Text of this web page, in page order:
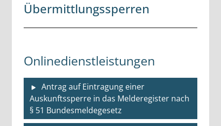
Übermittlungssperren
Onlinedienstleistungen
Antrag auf Eintragung einer
Auskunftssperre in das Melderegister nach
§ 51 Bundesmeldegesetz